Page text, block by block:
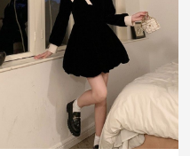
エレガント